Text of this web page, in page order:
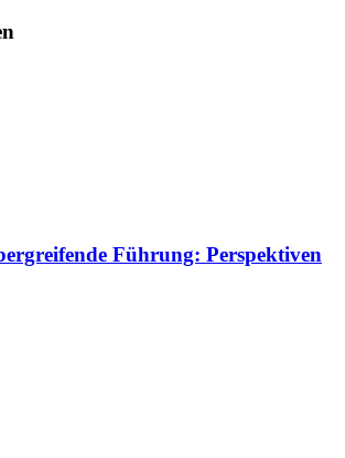
Führung: Perspektiven